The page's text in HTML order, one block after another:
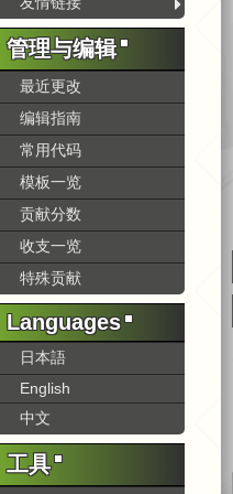
管理与编辑
最近更改
编辑指南
常用代码
模板一览
贡献分数
收支一览
特殊贡献
Languages
日本語
English
中文
工具